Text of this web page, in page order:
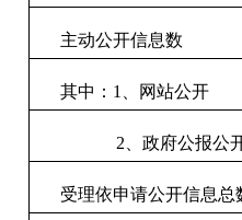
主动公开信息数
其中： 1、网站公开
2、政府公报公
受理依申请公开信息总